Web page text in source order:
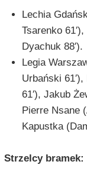
Lechia
Tsarenko
Dyachuk 88′).
Legia
Urbański
61′), Jakub
Pierre Nsane
Kapustka
Strzelcy bramek: